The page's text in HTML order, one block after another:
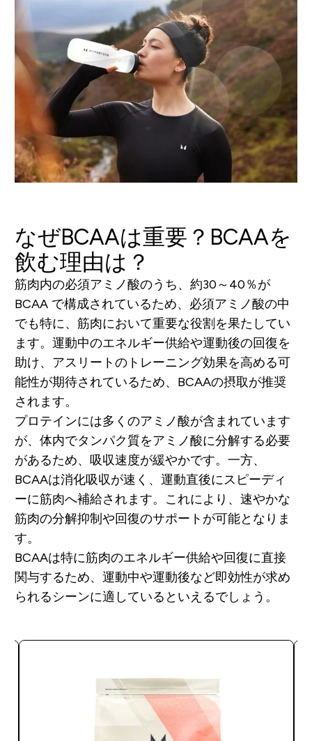
なぜBCAAは重要？BCAAを
飲む理由は？
筋肉内の必須アミノ酸のうち、約30～40％が
BCAA で構成されているため、必須アミノ酸の中
でも特に、筋肉において重要な役割を果たしてい
ます。運動中のエネルギー供給や運動後の回復を
助け、アスリートのトレーニング効果を高める可
能性が期待されているため、BCAAの摂取が推奨
されます。
プロテインには多くのアミノ酸が含まれています
が、体内でタンパク質をアミノ酸に分解する必要
があるため、吸収速度が緩やかです。一方、
BCAAは消化吸収が速く、運動直後にスピーディ
ーに筋肉へ補給されます。これにより、速やかな
筋肉の分解抑制や回復のサポートが可能となりま
す。
BCAAは特に筋肉のエネルギー供給や回復に直接
関与するため、運動中や運動後など即効性が求め
られるシーンに適しているといえるでしょう。